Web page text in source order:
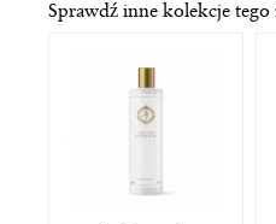
Sprawdź inne kolekcje tego